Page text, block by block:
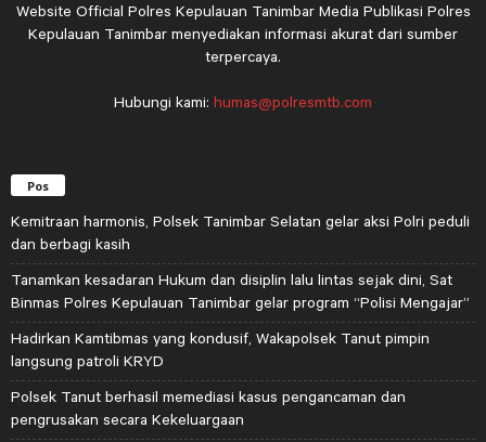
Website Official Polres Kepulauan Tanimbar Media Publikasi Polres
Kepulauan Tanimbar menyediakan informasi akurat dari sumber
terpercaya.
Hubungi kami: humas@polresmtb.com
Pos
Kemitraan harmonis, Polsek Tanimbar Selatan gelar aksi Polri peduli
dan berbagi kasih
Tanamkan kesadaran Hukum dan disiplin lalu lintas sejak dini, Sat
Binmas Polres Kepulauan Tanimbar gelar program “Polisi Mengajar”
Hadirkan Kamtibmas yang kondusif, Wakapolsek Tanut pimpin
langsung patroli KRYD
Polsek Tanut berhasil memediasi kasus pengancaman dan
pengrusakan secara Kekeluargaan